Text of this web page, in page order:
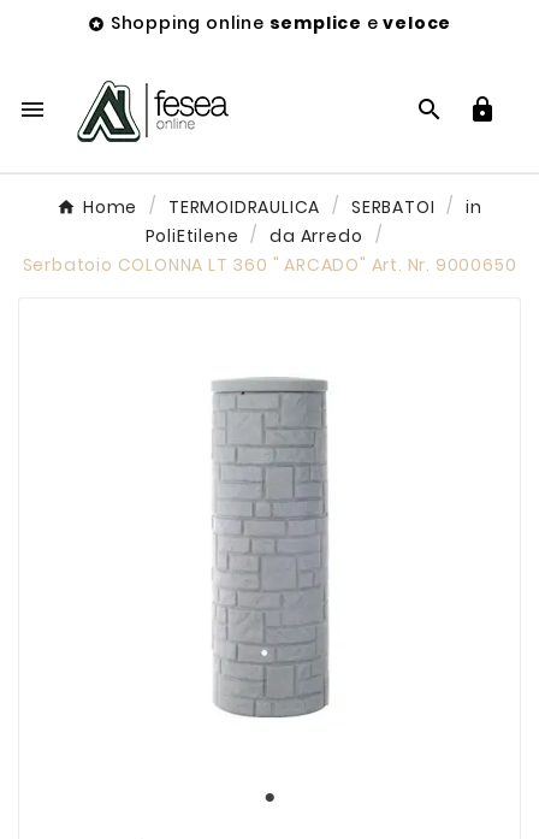
 Shopping online semplice eveloce
  
Home TERMOIDRAULICA SERBATOI
in
PoliEtilene
da Arredo
Serbatoio COLONNA LT 360 " ARCADO" Art. Nr. 9000650